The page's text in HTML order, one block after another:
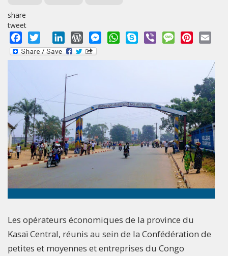
share
tweet
Facebook
Twitter LinkedInWordPressMessengerWhatsApp
Skype Viber MessagePinterest
Les opérateurs économiques de la province du
Kasaï Central, réunis au sein de la Confédération de
petites et moyennes et entreprises du Congo